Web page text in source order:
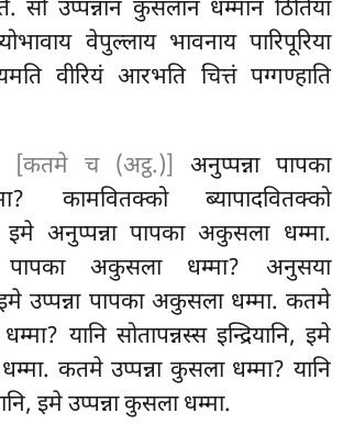
सो उप्पन्नानं कुसलानं धम्मानं ठितिया
वेपुल्लाय भावनाय पारिपूरिया
वीरियं आरभति चित्तं पग्गण्हाति
[कतमे च (अट्ठ.)]
अनुप्पन्ना पापका
कामवितक्को ब्यापादवितक्को
इमे अनुप्पन्ना पापका अकुसला धम्मा.
पापका अकुसला धम्मा? अनुसया
उप्पन्ना पापका अकुसला धम्मा. कतमे
यानि सोतापन्नस्स इन्द्रियानि, इमे
धम्मा. कतमेउप्पन्ना कुसला धम्मा? यानि
इमे उप्पन्ना कुसला धम्मा.